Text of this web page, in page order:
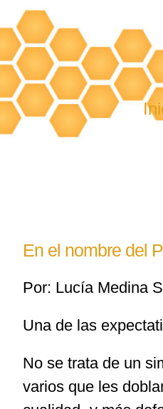
Skip
to
content
En el nombre del
Por: Lucía Medina
Una de las
No se trata de un
varios que les